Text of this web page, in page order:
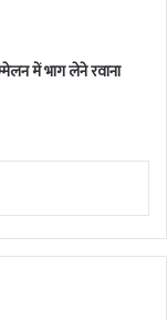
में भाग लेने रवाना